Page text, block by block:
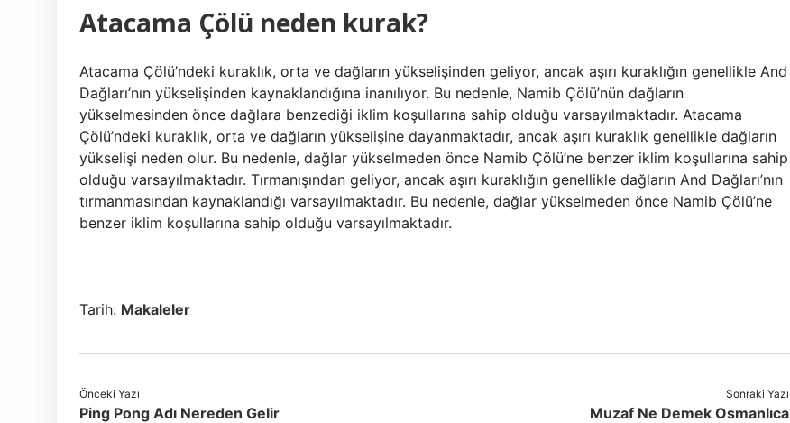
Atacama Çölü neden kurak?
Atacama Çölü’ndeki kuraklık, orta ve dağların yükselişinden geliyor, ancak aşırı kuraklığın genellikle And
Dağları’nın yükselişinden kaynaklandığına inanılıyor. Bu nedenle, Namib Çölü’nün dağların
yükselmesinden önce dağlara benzediği iklim koşullarına sahip olduğu varsayılmaktadır. Atacama
Çölü’ndeki kuraklık, orta ve dağların yükselişine dayanmaktadır, ancak aşırı kuraklık genellikle dağların
yükselişi neden olur. Bu nedenle, dağlar yükselmeden önce Namib Çölü’ne benzer iklim koşullarına sahip
olduğu varsayılmaktadır. Tırmanışından geliyor, ancak aşırı kuraklığın genellikle dağların And Dağları’nın
tırmanmasından kaynaklandığı varsayılmaktadır. Bu nedenle, dağlar yükselmeden önce Namib Çölü’ne
benzer iklim koşullarına sahip olduğu varsayılmaktadır.
Tarih: Makaleler
Önceki Yazı
Ping Pong Adı Nereden Gelir
Sonraki Yazı
Muzaf Ne Demek Osmanlıca